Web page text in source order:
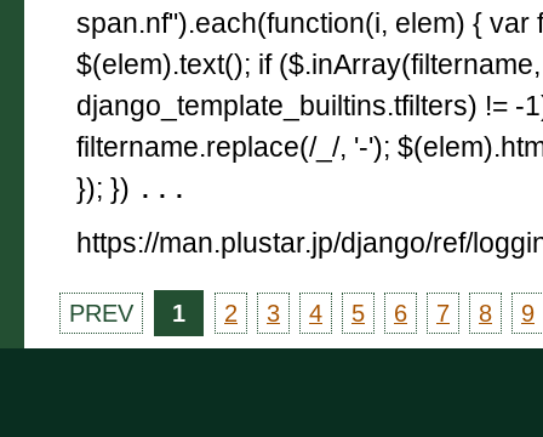
span.nf").each(function(i, elem) { var
$(elem).text(); if ($.inArray(filtername,
django_template_builtins.tfilters) != -
filtername.replace(/_/, '-');
}); }) ...
https://man.plustar.jp/django/ref/
PREV 1 2 3 4 5 6 7 8 9